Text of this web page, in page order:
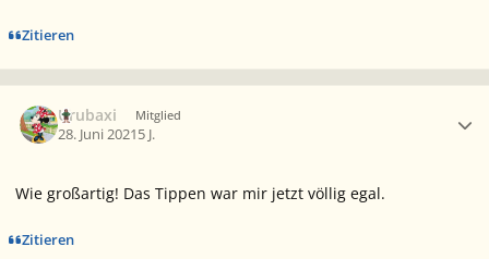
Zitieren
Urubaxi Mitglied
28. Juni 20215 J.
Wie großartig! Das Tippen war mir jetzt völlig egal.
Zitieren